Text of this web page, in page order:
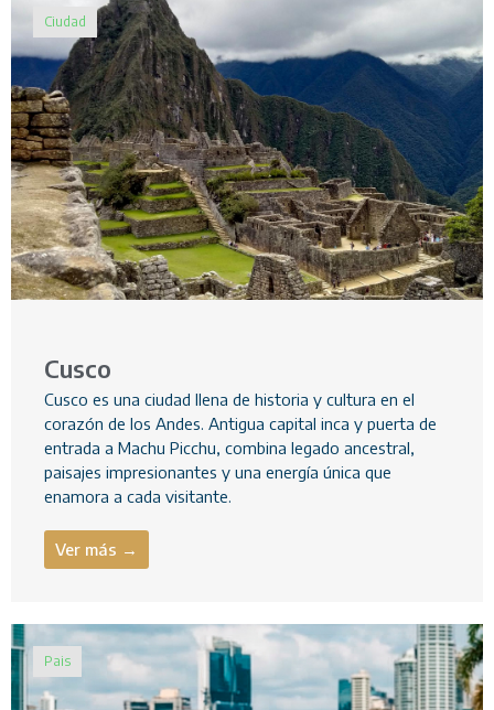
Ciudad
Cusco
Cusco es una ciudad llena de historia y cultura en el
corazón de los Andes. Antigua capital inca y puerta de
entrada a Machu Picchu, combina legado ancestral,
paisajes impresionantes y una energía única que
enamora a cada visitante.
Ver más →
Pais